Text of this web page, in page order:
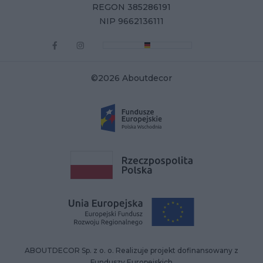
REGON 385286191
NIP 9662136111
©2026 Aboutdecor
ABOUTDECOR Sp. z o. o. Realizuje projekt dofinansowany z